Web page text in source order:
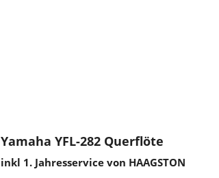
Yamaha YFL-282 Querflöte
inkl 1. Jahresservice von HAAGSTON